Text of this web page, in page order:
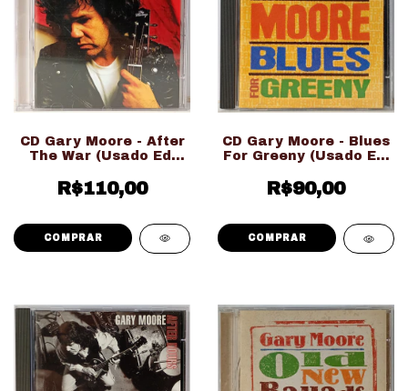
CD Gary Moore - After
The War (Usado Ed.
R$110,00
CD Gary Moore - Blues
For Greeny (Usado Ed.
R$90,00